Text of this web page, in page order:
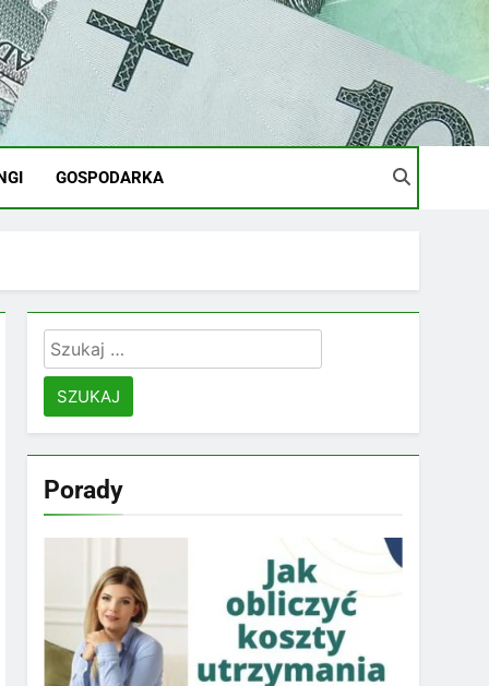
GOSPODARKA
Szukaj:
Porady